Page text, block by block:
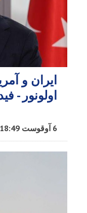
ایران و
اولونور -
6 آوقوست 18:49